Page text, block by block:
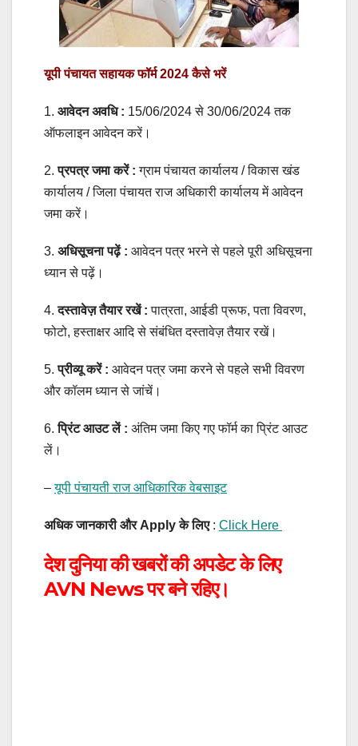
यूपी पंचायत सहायक फॉर्म 2024 कैसे भरें
1. आवेदन अवधि : 15/06/2024 से 30/06/2024 तक
ऑफलाइन आवेदन करें।
2.प्रपत्र जमा करें : ग्राम पंचायत कार्यालय / विकास खंड
कार्यालय / जिला पंचायत राज अधिकारी कार्यालय में आवेदन
जमा करें।
3. अधिसूचना पढ़ें : आवेदन पत्र भरने से पहले पूरी अधिसूचना
ध्यान से पढ़ें।
4.दस्तावेज़ तैयार रखें : पात्रता, आईडी प्रूफ, पता विवरण,
फोटो, हस्ताक्षर आदि से संबंधित दस्तावेज़ तैयार रखें।
5.प्रीव्यू करें : आवेदन पत्र जमा करने से पहले सभी विवरण
और कॉलम ध्यान से जांचें।
6.प्रिंट आउट लें : अंतिम जमा किए गए फॉर्म का प्रिंट आउट
लें।
–यूपी पंचायती राज आधिकारिक वेबसाइट
अधिक जानकारी और Apply के लिए: Click Here
देश दुनिया की खबरों की अपडेट के लिए
AVN Newsपर बने रहिए।